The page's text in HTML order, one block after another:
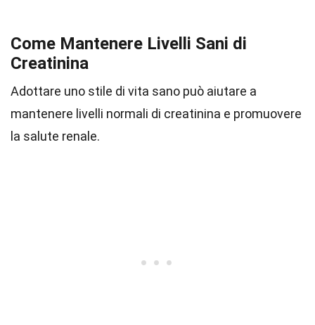
Come Mantenere Livelli Sani di
Creatinina
Adottare uno stile di vita sano può aiutare a
mantenere livelli normali di creatinina e promuovere
la salute renale.